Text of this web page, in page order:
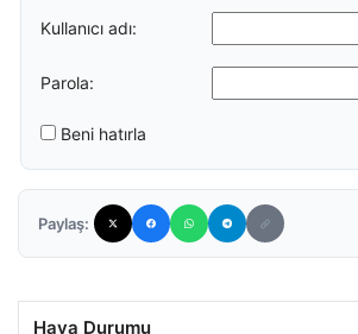
Kullanıcı adı:
Parola:
Beni hatırla
Paylaş:
Hava Durumu